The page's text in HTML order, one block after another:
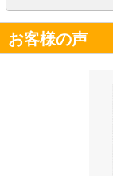
お客様の声